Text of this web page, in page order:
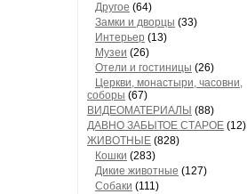
Другое (64)
Замки и дворцы (33)
Интерьер (13)
Музеи (26)
Отели и гостиницы (26)
Церкви, монастыри, часовни,
соборы (67)
ВИДЕОМАТЕРИАЛЫ (88)
ДАВНО ЗАБЫТОЕ СТАРОЕ (12)
ЖИВОТНЫЕ (828)
Кошки (283)
Дикие животные (127)
Собаки (111)